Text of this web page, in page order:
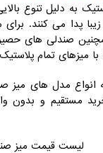
به دلیل تنوع
پدا می کنند. برای
صندلی های
با میزهای تمام
انواع مدل های میز
مستقیم و بدون